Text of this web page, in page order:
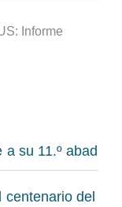
Informe
su 11.º abad
centenario del